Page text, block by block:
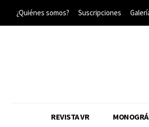
¿Quiénes somos? Suscripciones
REVISTA VR